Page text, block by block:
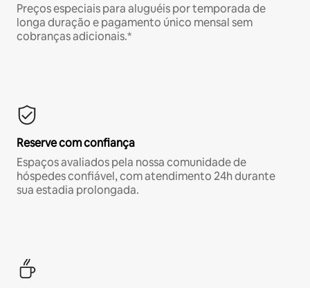
Preços especiais para aluguéis por temporada de
longa duração e pagamento único mensal sem
cobranças adicionais.*
Reserve com confiança
Espaços avaliados pela nossa comunidade de
hóspedes confiável, com atendimento 24h durante
sua estadia prolongada.